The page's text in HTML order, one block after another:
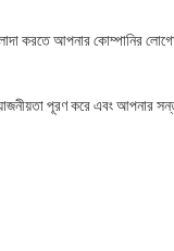
করতে আপনার কোম্পানির
পূরণ করে এবং আপনার